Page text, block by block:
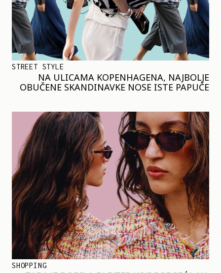
STREET STYLE
NA ULICAMA KOPENHAGENA, NAJBOLJE
OBUČENE SKANDINAVKE NOSE ISTE PAPUČE
SHOPPING